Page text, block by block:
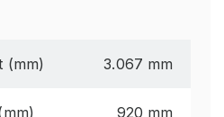
(mm) 3.067 mm
920 mm